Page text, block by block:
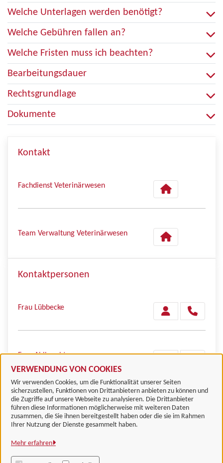
VERWENDUNG VON COOKIES
Wir verwenden Cookies, um die Funktionalität unserer Seiten
sicherzustellen, Funktionen von Drittanbietern anbieten zu können und
die Zugriffe auf unsere Webseite zu analysieren. Die Drittanbieter
führen diese Informationen möglicherweise mit weiteren Daten
zusammen, die Sie ihnen bereitgestellt haben oder die sie im Rahmen
Ihrer Nutzung der Dienste gesammelt haben.
Mehr erfahren
Welche Unterlagen werden benötigt?
Welche Gebühren fallen an?
Welche Fristen muss ich beachten?
Bearbeitungsdauer
Rechtsgrundlage
Dokumente
Kontakt
Fachdienst Veterinärwesen
Team Verwaltung Veterinärwesen
Kontaktpersonen
Frau Lübbecke
Frau Ahlbrecht
Landkreis Göttingen
Alle Rechte vorbehalten